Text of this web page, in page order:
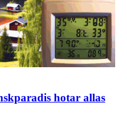
hotar allas